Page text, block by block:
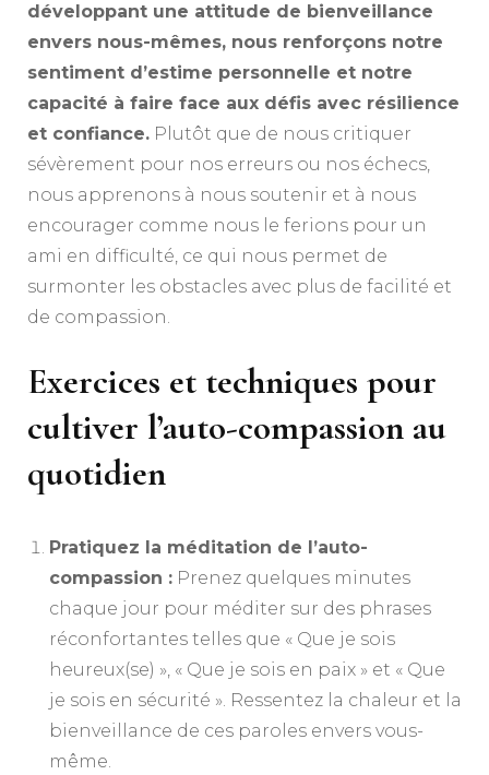
développant une attitude de bienveillance
envers nous-mêmes, nous renforçons notre
sentiment d’estime personnelle et notre
capacité à faire face aux défis avec résilience
et confiance. Plutôt que de nous critiquer
sévèrement pour nos erreurs ou nos échecs,
nous apprenons à nous soutenir et à nous
encourager comme nous le ferions pour un
ami en difficulté, ce qui nous permet de
surmonter les obstacles avec plus de facilité et
de compassion.
Exercices et techniques pour
cultiver l’auto-compassion au
quotidien
Pratiquez la méditation de l’auto-
compassion : Prenez quelques minutes
chaque jour pour méditer sur des phrases
réconfortantes telles que « Que je sois
heureux(se) », « Que je sois en paix » et « Que
je sois en sécurité ». Ressentez la chaleur et la
bienveillance de ces paroles envers vous-
même.